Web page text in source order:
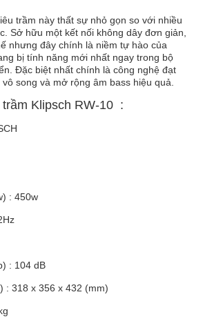
trầm này thất sự nhỏ gọn so với nhiều
Sở hữu một kết nối không dây đơn giản,
nhưng đây chính là niềm tự hào của
bị tính năng mới nhất ngay trong bộ
Đặc biệt nhất chính là công nghệ đạt
song và mở rộng âm bass hiệu quả.
Klipsch RW-10 :
: 450w
: 104 dB
: 318 x 356 x 432 (mm)